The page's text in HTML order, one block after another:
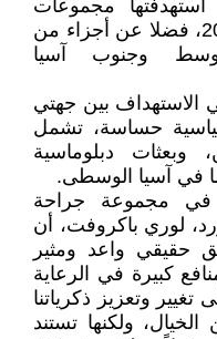
استهدفتها مجموعات
«تورلا» الفرعية التخريبية في 2018، فضلا عن أجزاء من
ووسط وجنوب آسيا
الاستهداف بين جهتي
حساسة، تشمل
وبعثات دبلوماسية
في آسيا الوسطى.
في مجموعة جراحة
لوري باكروفت، أن
حقيقي واعد ومثير
كبيرة في الرعاية
وتعزيز ذكرياتنا
ولكنها تستند